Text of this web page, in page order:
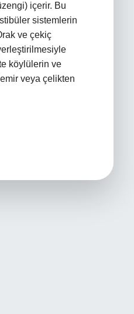
içerir. Bu
sistemlerin
ve çekiç
köylülerin ve
veya çelikten